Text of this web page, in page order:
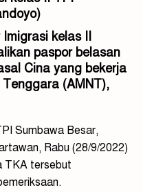
kelas II
paspor belasan
Cina yang bekerja
(AMNT),
Sumbawa Besar,
Rabu (28/9/2022)
TKA tersebut